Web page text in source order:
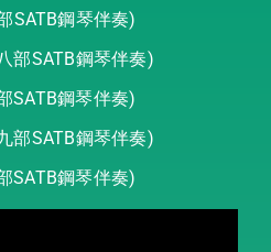
SATB鋼琴伴奏)
部SATB鋼琴伴奏)
SATB鋼琴伴奏)
部SATB鋼琴伴奏)
SATB鋼琴伴奏)